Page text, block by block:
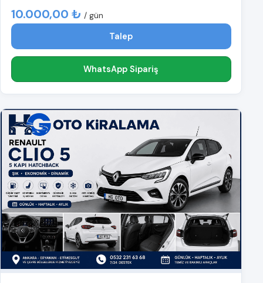
10.000,00 ₺ / gün
Talep
WhatsApp Sipariş